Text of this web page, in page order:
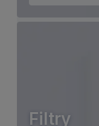
Filtry